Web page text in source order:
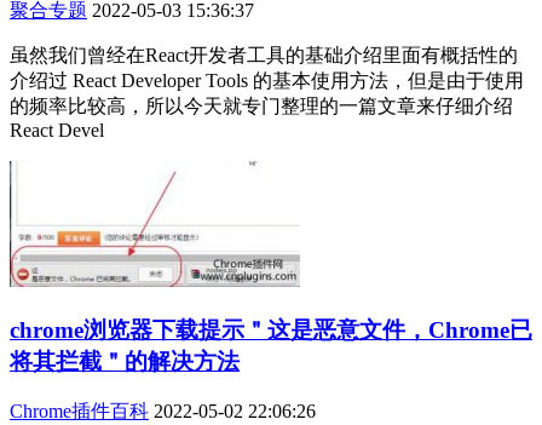
聚合专题 2022-05-03 15:36:37
虽然我们曾经在React开发者工具的基础介绍里面有概括性的
介绍过 React Developer Tools 的基本使用方法，但是由于使用
的频率比较高，所以今天就专门整理的一篇文章来仔细介绍
React Devel
chrome浏览器下载提示＂这是恶意文件，Chrome已
将其拦截＂的解决方法
Chrome插件百科 2022-05-02 22:06:26